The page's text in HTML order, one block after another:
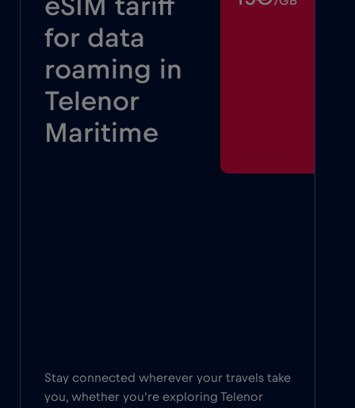
eSIM tariff
for data
roaming in
Telenor
Maritime
Stay connected wherever your travels take
you, whether you’re exploring Telenor